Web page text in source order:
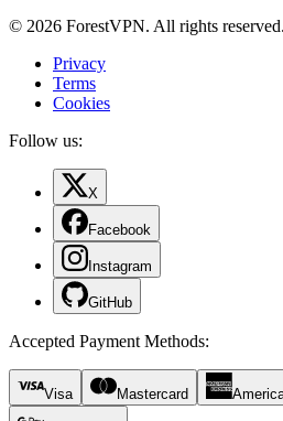
© 2026 ForestVPN. All rights reserved.
Privacy
Terms
Cookies
Follow us:
X
Facebook
Instagram
GitHub
Accepted Payment Methods:
Visa Mastercard